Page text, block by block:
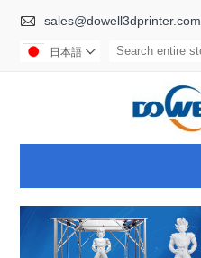
 sales@dowell3dprinter.com
日本語 